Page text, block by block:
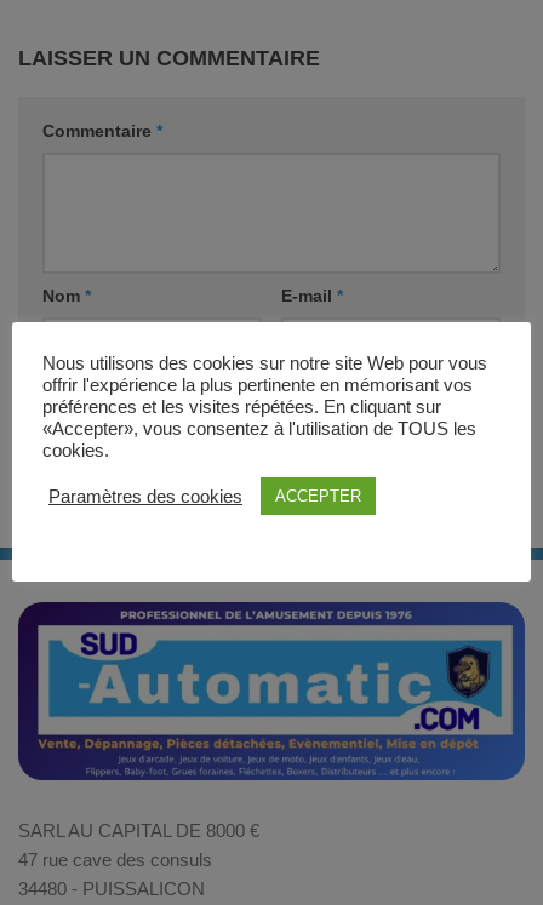
LAISSER UN COMMENTAIRE
Commentaire *
Nom * E-mail *
Site web
SARL AU CAPITAL DE 8000 €
47 rue cave des consuls
34480 - PUISSALICON
Nous utilisons des cookies sur notre site Web pour vous
offrir l'expérience la plus pertinente en mémorisant vos
préférences et les visites répétées. En cliquant sur
«Accepter», vous consentez à l'utilisation de TOUS les
cookies.
Paramètres des cookies ACCEPTER